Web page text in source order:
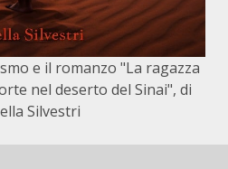
e il romanzo "La ragazza
nel deserto del Sinai", di
Silvestri